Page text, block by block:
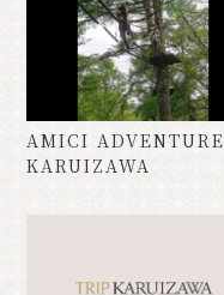
AMICI ADVENTURE
KARUIZAWA